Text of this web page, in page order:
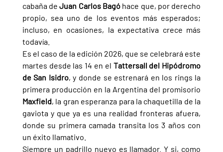
cabaña de Juan Carlos Bagó hace que, por derecho
propio, sea uno de los eventos más esperados;
incluso, en ocasiones, la expectativa crece más
todavía.
Es el caso de la edición 2026, que se celebrará este
martes desde las 14 en el Tattersall del Hipódromo
de San Isidro, y donde se estrenará en los rings la
Maxfield, la gran esperanza para la chaquetilla de la
gaviota y que ya es una realidad fronteras afuera,
donde su primera camada transita los 3 años con
un éxito llamativo.
Siempre un padrillo nuevo es llamador. Y si, como